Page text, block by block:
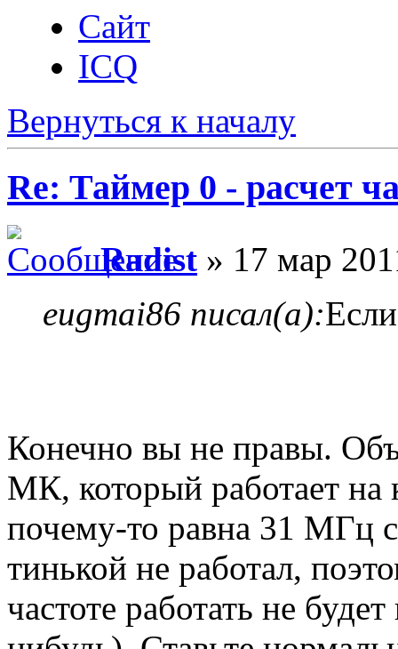
Сайт
ICQ
Вернуться к началу
Re: Таймер 0 - расчет
Radist » 17 мар
eugmai86 писал(а):
Конечно вы не правы.
МК, который работает на
почему-то равна 31 МГц
тинькой не работал,
частоте работать не